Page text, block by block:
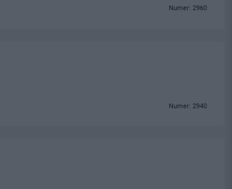
Numer: 2960
Numer: 2940